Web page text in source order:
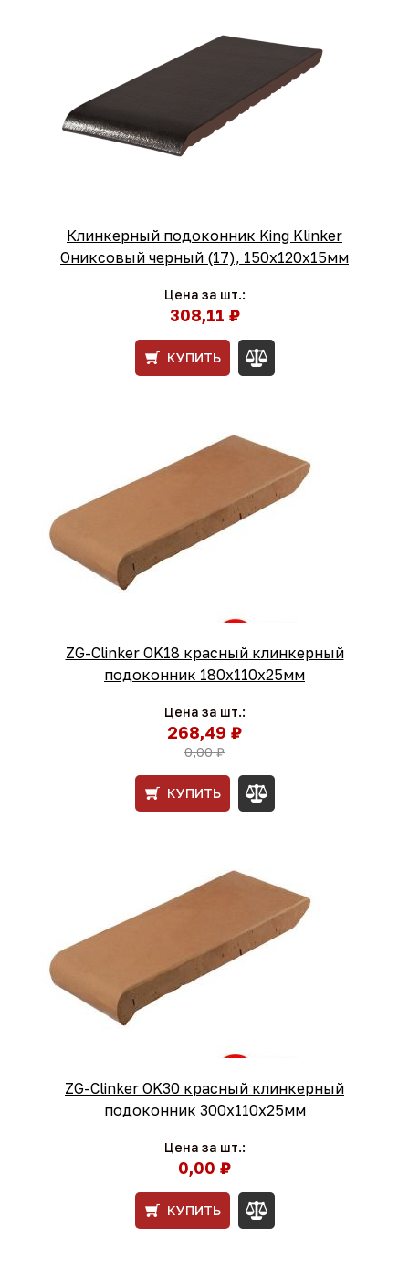
Клинкерный подоконник King Klinker
Ониксовый черный (17), 150х120х15мм
Цена за шт.:
308,11 ₽
КУПИТЬ
ZG-Clinker OK18 красный клинкерный
подоконник 180x110x25мм
Цена за шт.:
268,49 ₽
0,00 ₽
КУПИТЬ
ZG-Clinker OK30 красный клинкерный
подоконник 300x110x25мм
Цена за шт.:
0,00 ₽
КУПИТЬ